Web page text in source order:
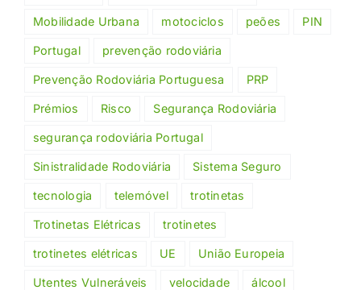
Mobilidade Urbana motociclos peões PIN
Portugal prevenção rodoviária
Prevenção Rodoviária Portuguesa PRP
Prémios Risco Segurança Rodoviária
segurança rodoviária Portugal
Sinistralidade Rodoviária Sistema Seguro
tecnologia telemóvel trotinetas
Trotinetas Elétricas trotinetes
trotinetes elétricas UE União Europeia
Utentes Vulneráveis velocidade álcool